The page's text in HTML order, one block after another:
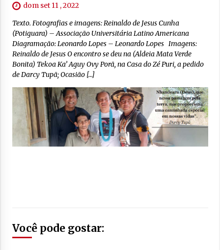
dom set 11 , 2022
Texto. Fotografias e imagens: Reinaldo de Jesus Cunha
(Potiguara) – Associação Universitária Latino Americana
Diagramação: Leonardo Lopes – Leonardo Lopes Imagens:
Reinaldo de Jesus O encontro se deu na (Aldeia Mata Verde
Bonita) Tekoa Ka’ Aguy Ovy Porã, na Casa do Zé Puri, a pedido
de Darcy Tupã; Ocasião […]
Você pode gostar: